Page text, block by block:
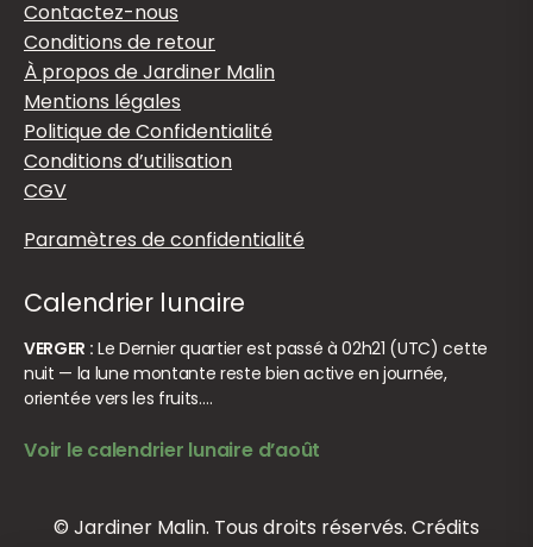
Contactez-nous
Conditions de retour
À propos de Jardiner Malin
Mentions légales
Politique de Confidentialité
Conditions d’utilisation
CGV
Paramètres de confidentialité
Calendrier lunaire
VERGER : Le Dernier quartier est passé à 02h21 (UTC) cette
nuit — la lune montante reste bien active en journée,
orientée vers les fruits.…
Voir le calendrier lunaire d’août
© Jardiner Malin. Tous droits réservés. Crédits